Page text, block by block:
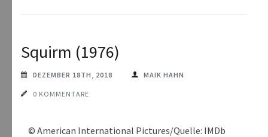
Squirm (1976)
DEZEMBER 18TH, 2018 MAIK HAHN
0 KOMMENTARE
© American International Pictures/Quelle: IMDb